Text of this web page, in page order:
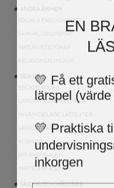
★ ANDRA ÄMNEN
SOCIALA FÄRDIGHETER
SAMHÄLLSKUNSKAP
NATURVETENSKAP
★ SERIER
UPPGIFTSKORT SVENSKA
NIVÅINDELADE LÄSTEXTER
LÄSKORT FAKTA
VI SKRIVER
MATTESPIRALEN
★ SÄSONG OCH HÖGTIDER
EN
💛 Få ett
lärspel
💛 Praktiska
inkorgen
Email